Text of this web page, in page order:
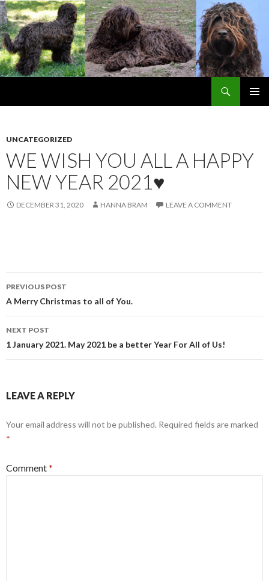
UNCATEGORIZED
WE WISH YOU ALL A HAPPY
NEW YEAR 2021♥
DECEMBER 31, 2020 HANNA BRAM LEAVE A COMMENT
Post
navigation
PREVIOUS POST
A Merry Christmas to all of You.
NEXT POST
1 January 2021. May 2021 be a better Year For All of Us!
LEAVE A REPLY
Your email address will not be published. Required fields are marked
*
Comment*